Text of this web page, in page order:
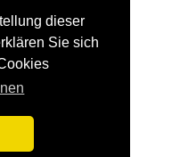
dieser
Sie sich